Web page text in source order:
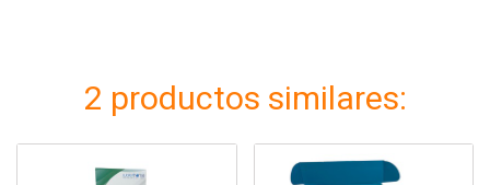
2 productos similares: